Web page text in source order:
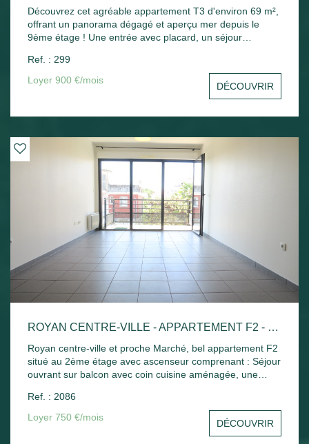
Découvrez cet agréable appartement T3 d'environ 69 m²,
offrant un panorama dégagé et aperçu mer depuis le
9ème étage ! Une entrée avec placard, un séjour
sud avec un aperçu mer, une cuisine indépendante, une
chambre avec placard, un bureau ou une chambre, salle
de bains et toilettes séparées. Une cave et une place de
Ref. : 299
Loyer 900 €/mois
DÉCOUVRIR
ROYAN CENTRE-VILLE - APPARTEMENT F2 - 42.52M²
Royan centre-ville et proche Marché, bel appartement F2
situé au 2ème étage avec ascenseur comprenant : Séjour
ouvrant sur balcon avec coin cuisine aménagée, une
Une place de parking en sous-sol - Chauffage électrique.
Ref. : 2086
Loyer 750 €/mois
DÉCOUVRIR